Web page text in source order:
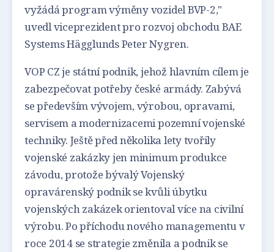
vyžádá program výměny vozidel BVP-2,"
uvedl viceprezident pro rozvoj obchodu BAE
Systems Hägglunds Peter Nygren.
VOP CZ je státní podnik, jehož hlavním cílem je
zabezpečovat potřeby české armády. Zabývá
se především vývojem, výrobou, opravami,
servisem a modernizacemi pozemní vojenské
techniky. Ještě před několika lety tvořily
vojenské zakázky jen minimum produkce
závodu, protože bývalý Vojenský
opravárenský podnik se kvůli úbytku
vojenských zakázek orientoval více na civilní
výrobu. Po příchodu nového managementu v
roce 2014 se strategie změnila a podnik se